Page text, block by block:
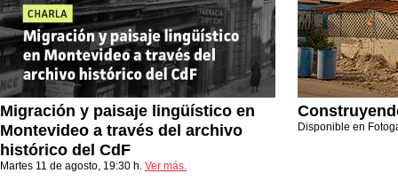
Migración y paisaje lingüístico en
Montevideo a través del archivo
histórico del CdF
Martes 11 de agosto, 19:30 h. Ver más.
Disponible en